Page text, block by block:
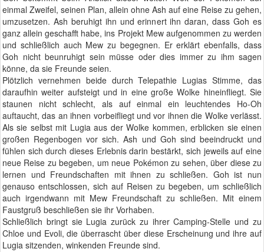
einmal Zweifel, seinen Plan, allein ohne Ash auf eine Reise zu gehen,
umzusetzen. Ash beruhigt ihn und erinnert ihn daran, dass Goh es
ganz allein geschafft habe, ins Projekt Mew aufgenommen zu werden
und schließlich auch Mew zu begegnen. Er erklärt ebenfalls, dass
Goh nicht beunruhigt sein müsse oder dies immer zu ihm sagen
könne, da sie Freunde seien.
Plötzlich vernehmen beide durch Telepathie Lugias Stimme, das
daraufhin weiter aufsteigt und in eine große Wolke hineinfliegt. Sie
staunen nicht schlecht, als auf einmal ein leuchtendes Ho-Oh
auftaucht, das an ihnen vorbeifliegt und vor ihnen die Wolke verlässt.
Als sie selbst mit Lugia aus der Wolke kommen, erblicken sie einen
großen Regenbogen vor sich. Ash und Goh sind beeindruckt und
fühlen sich durch dieses Erlebnis darin bestärkt, sich jeweils auf eine
neue Reise zu begeben, um neue Pokémon zu sehen, über diese zu
lernen und Freundschaften mit ihnen zu schließen. Goh ist nun
genauso entschlossen, sich auf Reisen zu begeben, um schließlich
auch irgendwann mit Mew Freundschaft zu schließen. Mit einem
Faustgruß beschließen sie ihr Vorhaben.
Schließlich bringt sie Lugia zurück zu ihrer Camping-Stelle und zu
Chloe und Evoli, die überrascht über diese Erscheinung und ihre auf
Lugia sitzenden, winkenden Freunde sind.